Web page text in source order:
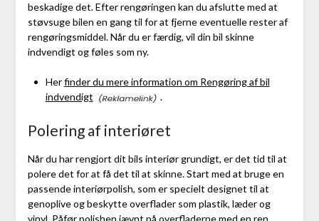
beskadige det. Efter rengøringen kan du afslutte med at
støvsuge bilen en gang til for at fjerne eventuelle rester af
rengøringsmiddel. Når du er færdig, vil din bil skinne
indvendigt og føles som ny.
Herfinder du mere information om Rengøring af bil
indvendigt
.
Polering af interiøret
Når du har rengjort dit bils interiør grundigt, er det tid til at
polere det for at få det til at skinne. Start med at bruge en
passende interiørpolish, som er specielt designet til at
genoplive og beskytte overflader som plastik, læder og
vinyl. Påfør polishen jævnt på overfladerne med en ren